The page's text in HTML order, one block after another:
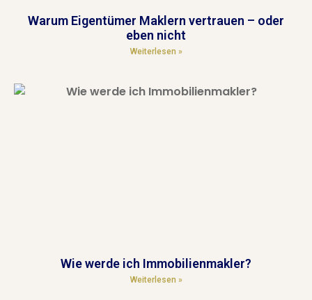
Warum Eigentümer Maklern vertrauen – oder
eben nicht
Weiterlesen »
Wie werde ich Immobilienmakler?
Weiterlesen »